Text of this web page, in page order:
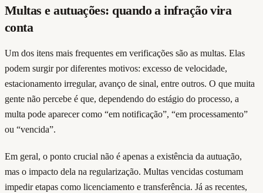
Multas e autuações: quando a infração vira
conta
Um dos itens mais frequentes em verificações são as multas. Elas
podem surgir por diferentes motivos: excesso de velocidade,
estacionamento irregular, avanço de sinal, entre outros. O que muita
gente não percebe é que, dependendo do estágio do processo, a
multa pode aparecer como “em notificação”, “em processamento”
ou “vencida”.
Em geral, o ponto crucial não é apenas a existência da autuação,
mas o impacto dela na regularização. Multas vencidas costumam
impedir etapas como licenciamento e transferência. Já as recentes,